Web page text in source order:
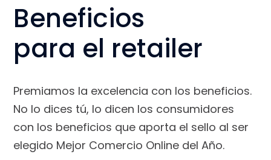
Beneficios
para el retailer
Premiamos la excelencia con los beneficios.
No lo dices tú, lo dicen los consumidores
con los beneficios que aporta el sello al ser
elegido Mejor Comercio Online del Año.